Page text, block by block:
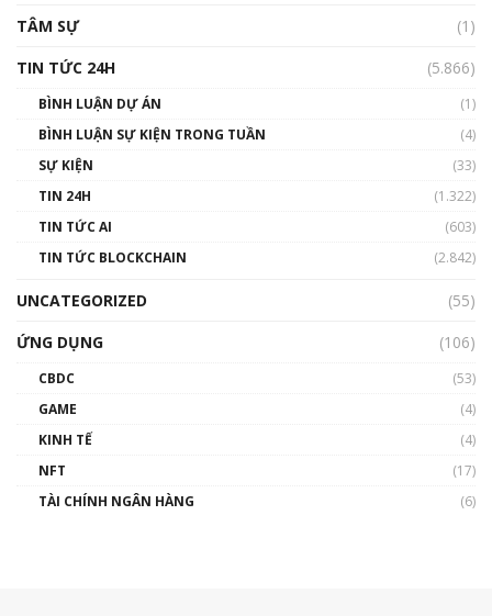
TÂM SỰ
(1)
TIN TỨC 24H
(5.866)
BÌNH LUẬN DỰ ÁN
(1)
BÌNH LUẬN SỰ KIỆN TRONG TUẦN
(4)
SỰ KIỆN
(33)
TIN 24H
(1.322)
TIN TỨC AI
(603)
TIN TỨC BLOCKCHAIN
(2.842)
UNCATEGORIZED
(55)
ỨNG DỤNG
(106)
CBDC
(53)
GAME
(4)
KINH TẾ
(4)
NFT
(17)
TÀI CHÍNH NGÂN HÀNG
(6)